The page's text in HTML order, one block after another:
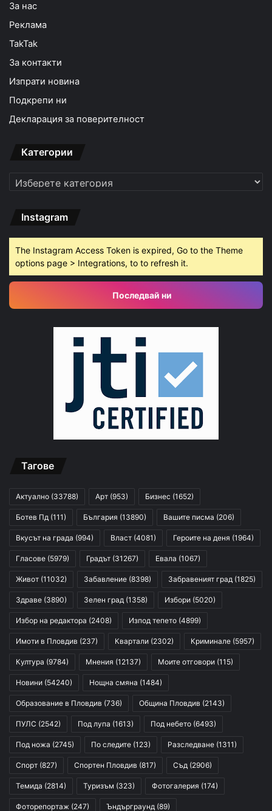
За нас
Реклама
TakTak
За контакти
Изпрати новина
Подкрепи ни
Декларация за поверителност
Категории
Категории
Instagram
The Instagram Access Token is expired, Go to the Theme
options page > Integrations, to to refresh it.
Последвай ни
Тагове
Актуално (33788) Арт (953) Бизнес (1652)
Ботев Пд (111) България (13890) Вашите писма (206)
Вкусът на града (994) Власт (4081) Героите на деня (1964)
Гласове (5979) Градът (31267) Евала (1067)
Живот (11032) Забавление (8398) Забравеният град (1825)
Здраве (3890) Зелен град (1358) Избори (5020)
Избор на редактора (2408) Изпод тепето (4899)
Имоти в Пловдив (237) Квартали (2302) Криминале (5957)
Култура (9784) Мнения (12137) Моите отговори (115)
Новини (54240) Нощна смяна (1484)
Образование в Пловдив (736) Община Пловдив (2143)
ПУЛС (2542) Под лупа (1613) Под небето (6493)
Под ножа (2745) По следите (123) Разследване (1311)
Спорт (827) Спортен Пловдив (817) Съд (2906)
Темида (2814) Туризъм (323) Фотогалерия (174)
Фоторепортаж (247) Ъндърграунд (89)